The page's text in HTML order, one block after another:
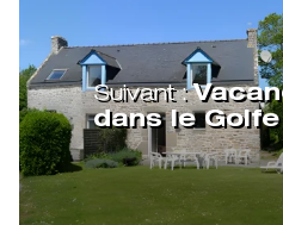
Suivant :
dans le